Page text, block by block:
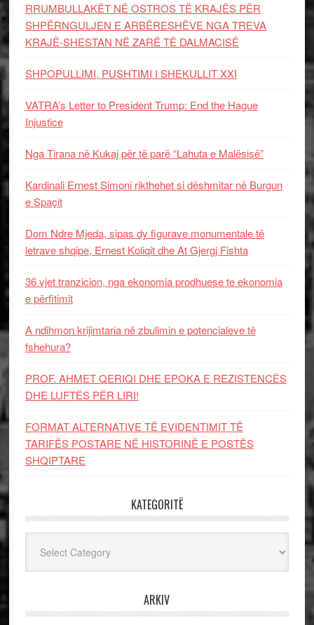
RRUMBULLAKËT NË OSTROS TË KRAJËS PËR
SHPËRNGULJEN E ARBËRESHËVE NGA TREVA
KRAJË-SHESTAN NË ZARË TË DALMACISË
SHPOPULLIMI, PUSHTIMI I SHEKULLIT XXI
VATRA’s Letter to President Trump: End the Hague
Injustice
Nga Tirana në Kukaj për të parë “Lahuta e Malësisë”
Kardinali Ernest Simoni rikthehet si dëshmitar në Burgun
e Spaçit
Dom Ndre Mjeda, sipas dy figurave monumentale të
letrave shqipe, Ernest Koliqit dhe At Gjergj Fishta
36 vjet tranzicion, nga ekonomia prodhuese te ekonomia
e përfitimit
A ndihmon krijimtaria në zbulimin e potencialeve të
fshehura?
PROF. AHMET QERIQI DHE EPOKA E REZISTENCЁS
DHE LUFTЁS PЁR LIRI!
FORMAT ALTERNATIVE TË EVIDENTIMIT TË
TARIFËS POSTARE NË HISTORINË E POSTËS
SHQIPTARE
KATEGORITË
ARKIV